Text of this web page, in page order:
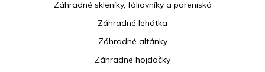
Záhradné skleníky, fóliovníky a pareniská
Záhradné lehátka
Záhradné altánky
Záhradné hojdačky